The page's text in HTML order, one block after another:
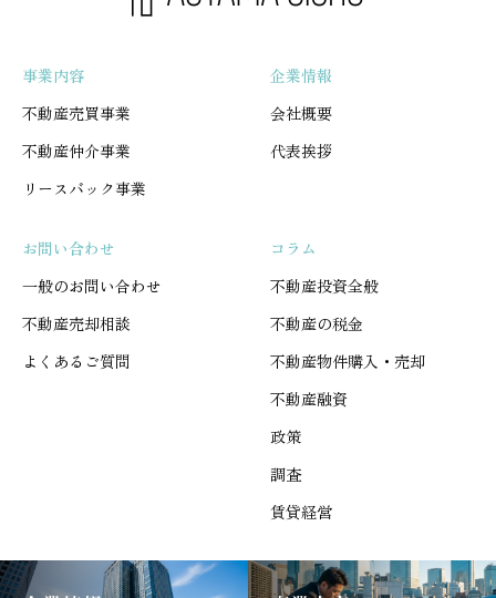
事業内容
不動産売買事業
不動産仲介事業
リースバック事業
企業情報
会社概要
代表挨拶
お問い合わせ
一般のお問い合わせ
不動産売却相談
よくあるご質問
コラム
不動産投資全般
不動産の税金
不動産物件購入・売却
不動産融資
政策
調査
賃貸経営